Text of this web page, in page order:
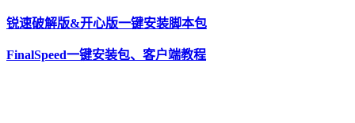
锐速破解版&开心版一键安装脚本包
FinalSpeed一键安装包、客户端教程